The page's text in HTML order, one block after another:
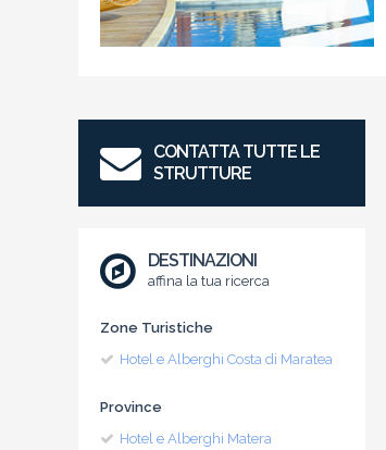
CONTATTA TUTTE LE
STRUTTURE
DESTINAZIONI
affina la tua ricerca
Zone Turistiche
Hotel e Alberghi Costa di Maratea
Province
Hotel e Alberghi Matera